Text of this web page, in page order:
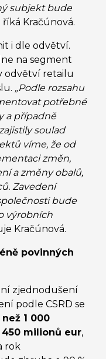
subjekt bude
říká Kračúnová.
i dle odvětví.
na segment
odvětví retailu
„Podle rozsahu
potřebné
a případně
soulad
víme, že od
změn,
a změny obalů,
Zavedení
bude
výrobních
Kračúnová.
povinných
zjednodušení
podle CSRD se
1 000
milionů eur,
rok